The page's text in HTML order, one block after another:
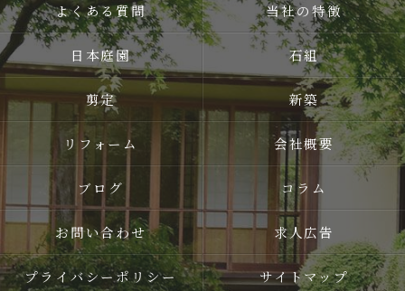
よくある質問 当社の特徴
日本庭園 石組
剪定 新築
リフォーム 会社概要
ブログ コラム
お問い合わせ 求人広告
プライバシーポリシー サイトマップ